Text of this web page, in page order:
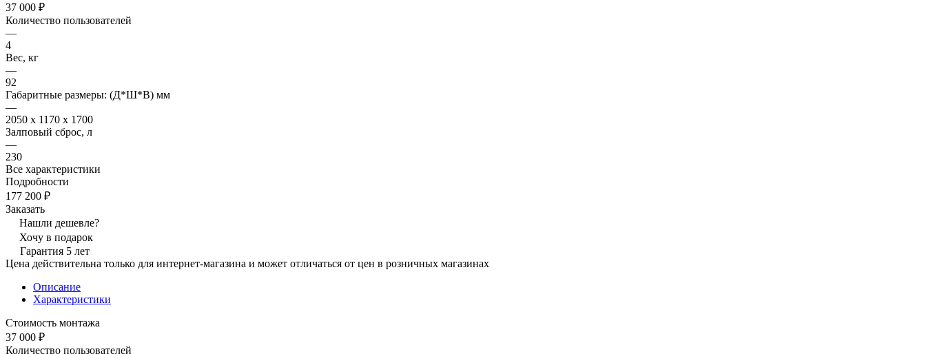
37 000 ₽
Количество пользователей
—
4
Вес, кг
—
92
Габаритные размеры: (Д*Ш*В) мм
—
2050 x 1170 x 1700
Залповый сброс, л
—
230
Все характеристики
Подробности
177 200 ₽
Заказать
Нашли дешевле?
Хочу в подарок
Гарантия 5 лет
Цена действительна только для интернет-магазина и может отличаться от цен в розничных магазинах
Описание
Характеристики
Стоимость монтажа
37 000 ₽
Количество пользователей